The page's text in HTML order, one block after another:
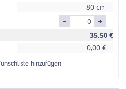
80 cm
35,50 €
0,00 €
hinzufügen